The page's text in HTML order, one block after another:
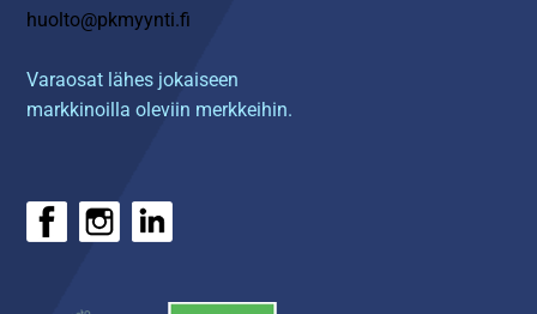
huolto@pkmyynti.fi
Varaosat lähes jokaiseen
markkinoilla oleviin merkkeihin.